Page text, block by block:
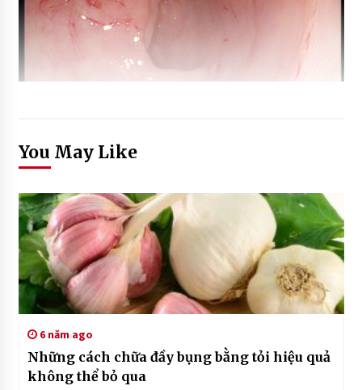
You May Like
6 năm ago
Những cách chữa đầy bụng bằng tỏi hiệu quả
không thể bỏ qua